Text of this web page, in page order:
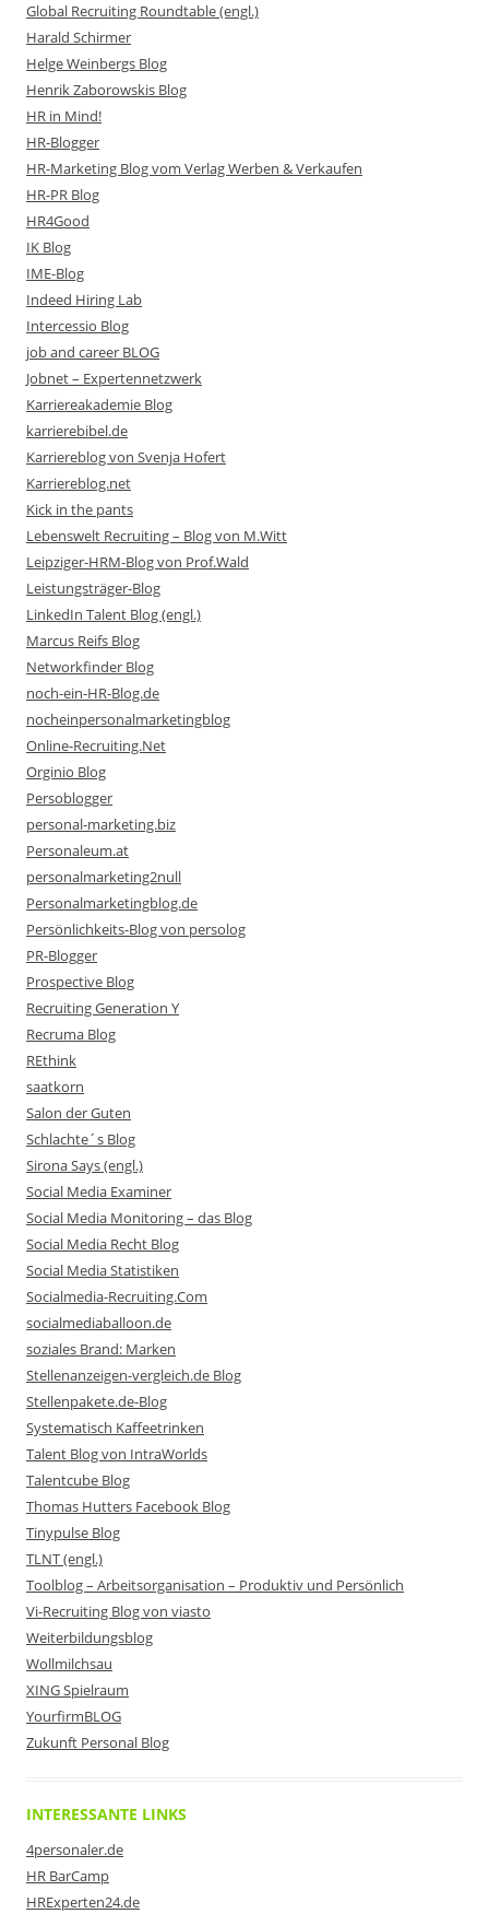
Global Recruiting Roundtable (engl.)
Harald Schirmer
Helge Weinbergs Blog
Henrik Zaborowskis Blog
HR in Mind!
HR-Blogger
HR-Marketing Blog vom Verlag Werben & Verkaufen
HR-PR Blog
HR4Good
IK Blog
IME-Blog
Indeed Hiring Lab
Intercessio Blog
job and career BLOG
Jobnet – Expertennetzwerk
Karriereakademie Blog
karrierebibel.de
Karriereblog von Svenja Hofert
Karriereblog.net
Kick in the pants
Lebenswelt Recruiting – Blog von M.Witt
Leipziger-HRM-Blog von Prof.Wald
Leistungsträger-Blog
LinkedIn Talent Blog (engl.)
Marcus Reifs Blog
Networkfinder Blog
noch-ein-HR-Blog.de
nocheinpersonalmarketingblog
Online-Recruiting.Net
Orginio Blog
Persoblogger
personal-marketing.biz
Personaleum.at
personalmarketing2null
Personalmarketingblog.de
Persönlichkeits-Blog von persolog
PR-Blogger
Prospective Blog
Recruiting Generation Y
Recruma Blog
REthink
saatkorn
Salon der Guten
Schlachte´s Blog
Sirona Says (engl.)
Social Media Examiner
Social Media Monitoring – das Blog
Social Media Recht Blog
Social Media Statistiken
Socialmedia-Recruiting.Com
socialmediaballoon.de
soziales Brand: Marken
Stellenanzeigen-vergleich.de Blog
Stellenpakete.de-Blog
Systematisch Kaffeetrinken
Talent Blog von IntraWorlds
Talentcube Blog
Thomas Hutters Facebook Blog
Tinypulse Blog
TLNT (engl.)
Toolblog – Arbeitsorganisation – Produktiv und Persönlich
Vi-Recruiting Blog von viasto
Weiterbildungsblog
Wollmilchsau
XING Spielraum
YourfirmBLOG
Zukunft Personal Blog
INTERESSANTE LINKS
4personaler.de
HR BarCamp
HRExperten24.de